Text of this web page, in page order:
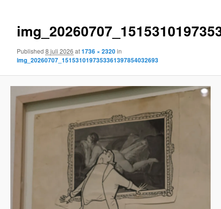
content
Published8 juli 2026 at1736 × 2320in
img_20260707_1515310197353361397854032693